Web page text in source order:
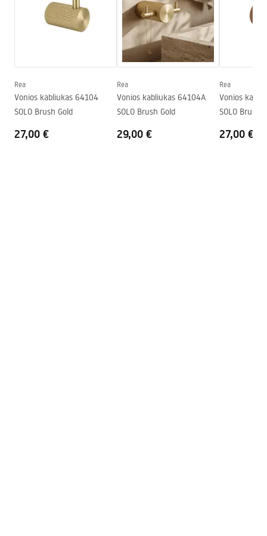
30 mm
52
mm
Solo
24 mėnesių
Saugos informacija
Safety_Information_Accessories.pdf
Rea
Vonios kabliukas 64104
SOLO Brush Gold
27,00 €
Rea
Vonios kabliukas 64104A
SOLO Brush Gold
29,00 €
Rea
Vonios
SOLO Brush
27,00 €